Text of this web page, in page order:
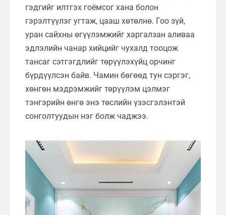
гэдгийг илтгэх гоёмсог хана болон
гэрэлтүүлэг угтаж, цааш хөтөлнө. Гоо зүй,
уран сайхны өгүүлэмжийг харгалзан аливаа
эдлэлийн чанар хийцийг чухалд тооцож
тансаг сэтгэгдлийг төрүүлэхүйц орчинг
бүрдүүлсэн байв. Чамин бөгөөд тун сэргэг,
хөнгөн мэдрэмжийг төрүүлэм цэлмэг
тэнгэрийн өнгө энэ төслийн үзэсгэлэнтэй
сонголтуудын нэг болж чаджээ.